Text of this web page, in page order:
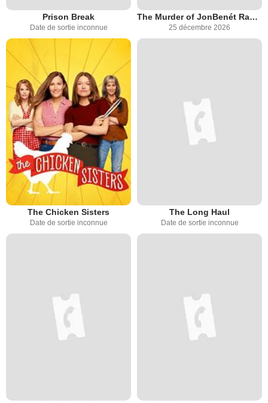
Prison Break
Date de sortie inconnue
The Murder of JonBenét Ramsey
25 décembre 2026
The Chicken Sisters
Date de sortie inconnue
The Long Haul
Date de sortie inconnue